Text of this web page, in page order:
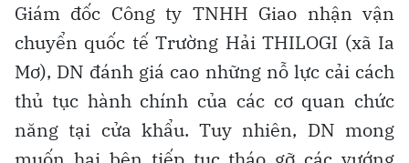
Giám đốc Công ty TNHH Giao nhận vận
chuyển quốc tế Trường Hải THILOGI (xã Ia
Mơ), DN đánh giá cao những nỗ lực cải cách
thủ tục hành chính của các cơ quan chức
năng tại cửa khẩu. Tuy nhiên, DN mong